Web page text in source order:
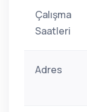
Çalışma
Saatleri
Adres